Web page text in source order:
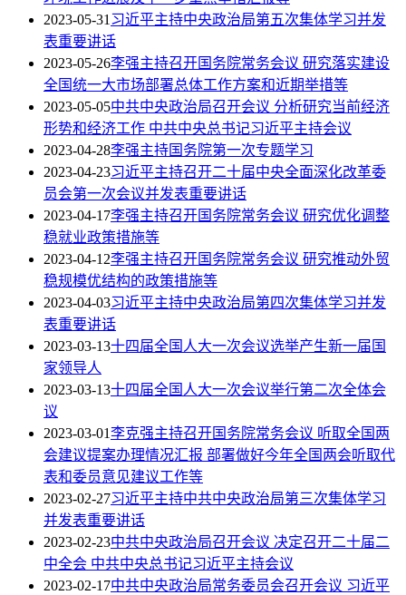
2023-05-31习近平主持中央政治局第五次集体学习并发
表重要讲话
2023-05-26李强主持召开国务院常务会议 研究落实建设
全国统一大市场部署总体工作方案和近期举措等
2023-05-05中共中央政治局召开会议 分析研究当前经济
形势和经济工作 中共中央总书记习近平主持会议
2023-04-28李强主持国务院第一次专题学习
2023-04-23习近平主持召开二十届中央全面深化改革委
员会第一次会议并发表重要讲话
2023-04-17李强主持召开国务院常务会议 研究优化调整
稳就业政策措施等
2023-04-12李强主持召开国务院常务会议 研究推动外贸
稳规模优结构的政策措施等
2023-04-03习近平主持中央政治局第四次集体学习并发
表重要讲话
2023-03-13十四届全国人大一次会议选举产生新一届国
家领导人
2023-03-13十四届全国人大一次会议举行第二次全体会
议
2023-03-01李克强主持召开国务院常务会议 听取全国两
会建议提案办理情况汇报 部署做好今年全国两会听取代
表和委员意见建议工作等
2023-02-27习近平主持中共中央政治局第三次集体学习
并发表重要讲话
2023-02-23中共中央政治局召开会议 决定召开二十届二
中全会 中共中央总书记习近平主持会议
2023-02-17中共中央政治局常务委员会召开会议 习近平